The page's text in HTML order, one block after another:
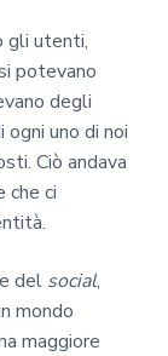
gli utenti,
potevano
degli
uno di noi
Ciò andava
che ci
del social,
mondo
maggiore